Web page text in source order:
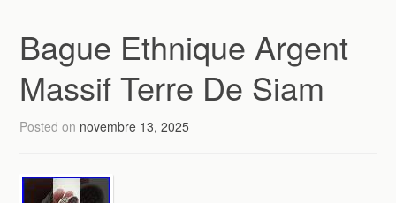
Bague Ethnique Argent
Massif Terre De Siam
Posted on novembre 13, 2025